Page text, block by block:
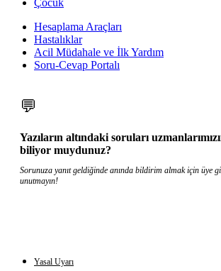
Çocuk
Hesaplama Araçları
Hastalıklar
Acil Müdahale ve İlk Yardım
Soru-Cevap Portalı
💬
Yazıların altındaki soruları
biliyor muydunuz?
Sorunuza yanıt geldiğinde anında bildirim almak için üye
unutmayın!
Yasal Uyarı